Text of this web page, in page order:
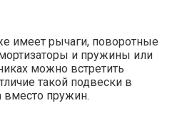
имеет рычаги, поворотные
и пружины или
можно встретить
такой подвески в
вместо пружин.